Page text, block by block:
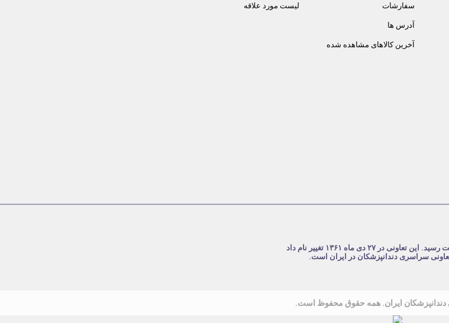
سفارشات
آدرس ها
آخرین کالاهای مشاهده شده
لیست مورد علاقه
شرکت تعاونی دندانپزشکان ایران در تاریخ ۴ مرداد ۱۳۵۹ با نام تعاونی جامعه دندانپزشکی ایران به ثبت رسید. این تعاونی در ۲۷ دی ماه ۱۳۶۱ تغییر نام داد
تعاونی سراسری دندانپزشکان در ایران است.